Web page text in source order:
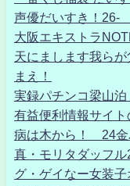
声優だいすき！26-
大阪エキストラ
天にまします我ら
まえ！
実録パチンコ梁山
有益便利情報サイト
病は木から！ 24金
真・モリタダッフ
グ・ゲイなー女装